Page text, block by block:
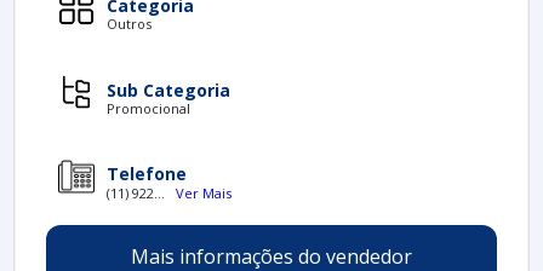
Categoria
Outros
Sub Categoria
Promocional
Telefone
(11) 922... Ver Mais
Mais informações do vendedor